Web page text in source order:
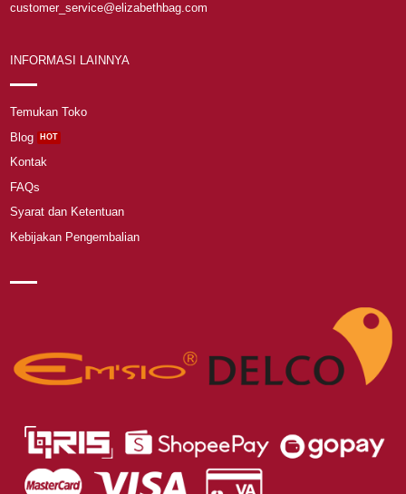
customer_service@elizabethbag.com
INFORMASI LAINNYA
Temukan Toko
Blog
Kontak
FAQs
Syarat dan Ketentuan
Kebijakan Pengembalian